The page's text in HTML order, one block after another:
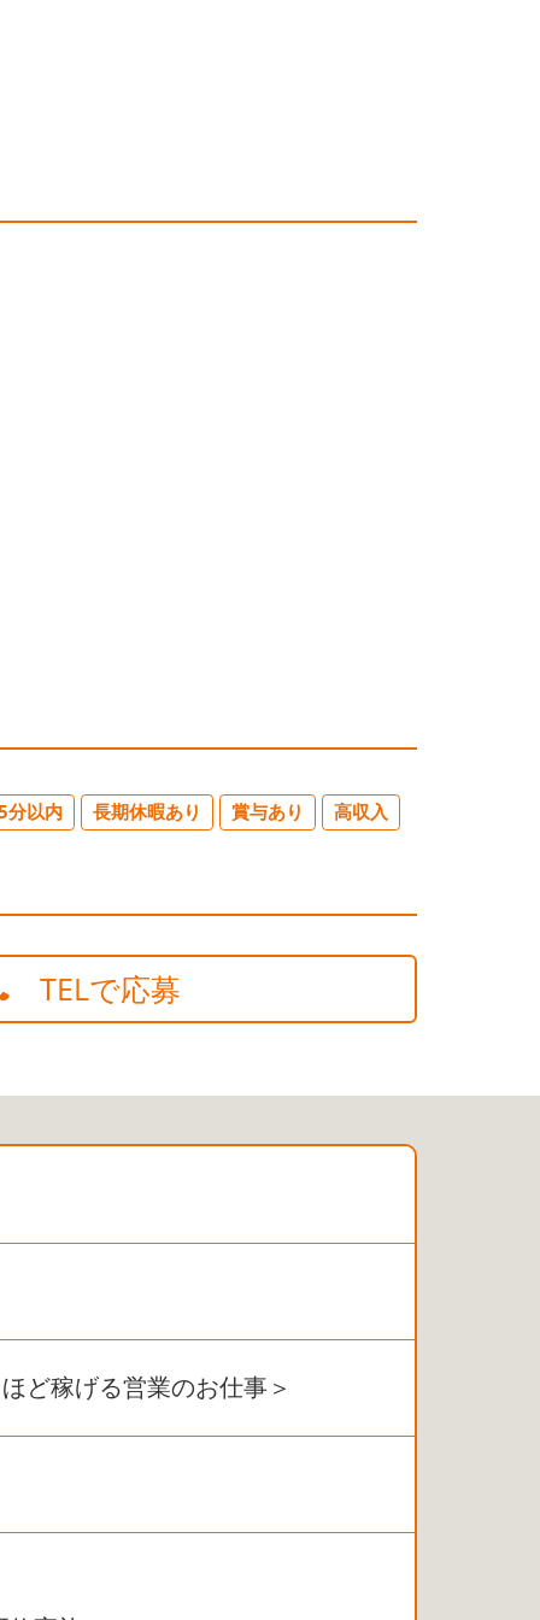
分以内 長期休暇あり 賞与あり 高収入
TELで応募
ど稼げる営業のお仕事＞